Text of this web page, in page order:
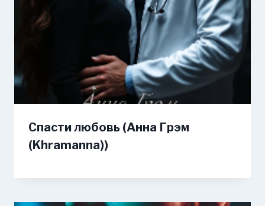
Спасти любовь (Анна Грэм
(Khramanna))